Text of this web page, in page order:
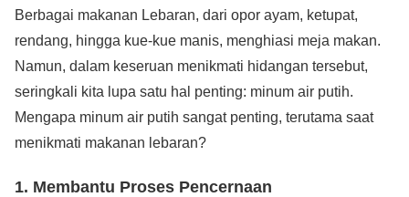
o
o
k
p
p
g
er
n
k
Berbagai makanan Lebaran, dari opor ayam, ketupat,
rendang, hingga kue-kue manis, menghiasi meja makan.
Namun, dalam keseruan menikmati hidangan tersebut,
seringkali kita lupa satu hal penting: minum air putih.
Mengapa minum air putih sangat penting, terutama saat
menikmati makanan lebaran?
1. Membantu Proses Pencernaan